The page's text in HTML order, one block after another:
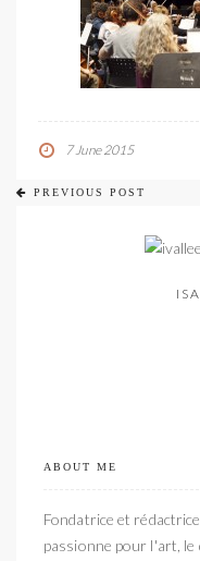
7 June 2015
PREVIOUS POST
ABOUT ME
Fondatrice et
passionne pour l'art, le